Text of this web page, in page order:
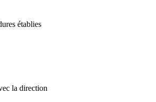
établies
la direction